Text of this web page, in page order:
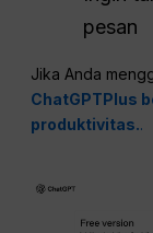
pesan
Jika Anda
ChatGPTPlus
produktivitas..